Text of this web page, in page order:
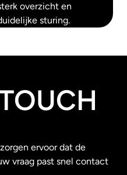
overzicht en
sturing.
ervoor dat de
vraag past snel contact